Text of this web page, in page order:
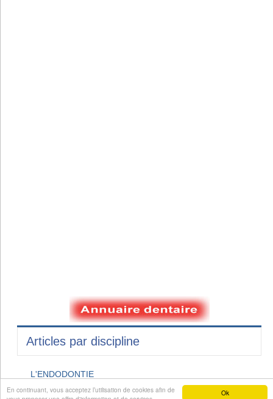
Ok
En continuant, vous acceptez l’utilisation de cookies afin de
Articles par discipline
L'ENDODONTIE
L'ORTHOPEDIE DENTO-FACIALE